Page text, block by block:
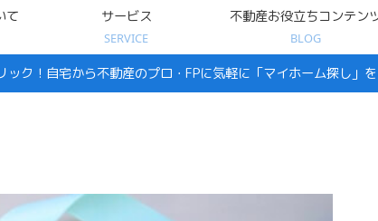
て サービス
SERVICE
不動産お役立ちコンテン
BLOG
ク！自宅から不動産のプロ・FPに気軽に「マイホーム探し」